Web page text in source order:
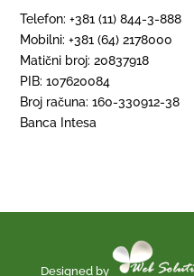
Telefon: +381 (11) 844-3-888
Mobilni: +381 (64) 2178000
Matični broj: 20837918
PIB: 107620084
Broj računa: 160-330912-38
Banca Intesa
Designed by